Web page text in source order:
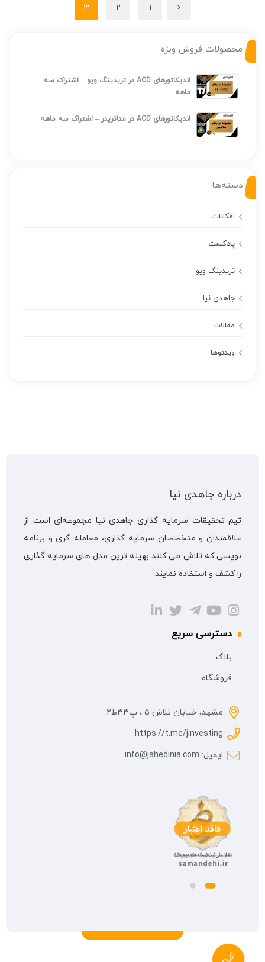
1
2
3
محصولات فروش ویژه
اندیکاتورهای ACD در تریدینگ ویو – اشتراک سه
ماهه
اندیکاتورهای ACD در متاتریدر – اشتراک سه ماهه
دسته‌ها
امکانات
پادکست
تریدینگ ویو
جاهدی نیا
مقالات
ویدئوها
درباره جاهدی نیا
تیم تحقیقات سرمایه گذاری جاهدی نیا مجموعه‌ای است از
علاقمندان و متخصصان سرمایه گذاری، معامله گری و برنامه
نویسی که تلاش می کنند بهینه ترین مدل های سرمایه گذاری
را کشف و استفاده نمایند.
دسترسی سریع
بلاگ
فروشگاه
مشهد، خیابان تلاش 5 ، پ33ط2
https://t.me/jinvesting
ایمیل: info@jahedinia.com